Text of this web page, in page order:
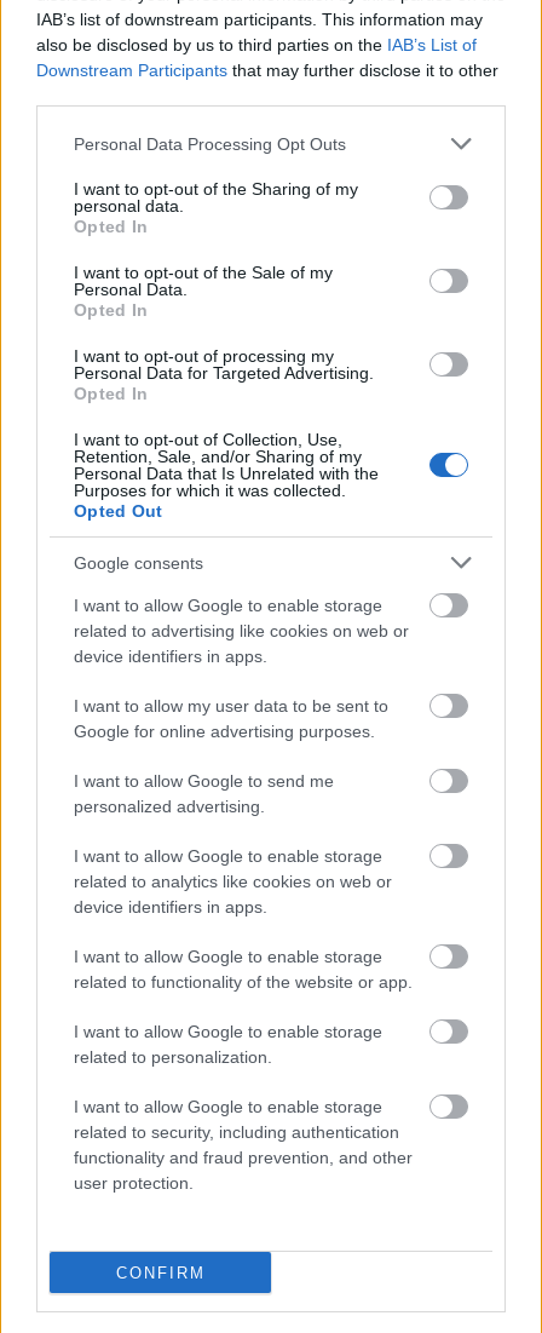
IAB’s list of downstream participants. This information may
also be disclosed by us to third parties on the IAB’s List of
Downstream Participants that may further disclose it to other
Please note that this website/app uses one or more Google
not limited to your visit or usage behaviour. You may click to
grant or deny consent to Google and its third-party tags to
use your data for below specified purposes in below Google
consent section.
Personal Data Processing Opt Outs
I want to opt-out of the Sharing of my
personal data.
Opted In
I want to opt-out of the Sale of my
Personal Data.
Opted In
I want to opt-out of processing my
Personal Data for Targeted Advertising.
Opted In
I want to opt-out of Collection, Use,
Retention, Sale, and/or Sharing of my
Personal Data that Is Unrelated with the
Purposes for which it was collected.
Opted Out
Google consents
I want to allow Google to enable storage
related to advertising like cookies on web or
device identifiers in apps.
I want to allow my user data to be sent to
Google for online advertising purposes.
I want to allow Google to send me
personalized advertising.
I want to allow Google to enable storage
related to analytics like cookies on web or
device identifiers in apps.
I want to allow Google to enable storage
related to functionality of the website or app.
I want to allow Google to enable storage
related to personalization.
I want to allow Google to enable storage
related to security, including authentication
functionality and fraud prevention, and other
user protection.
CONFIRM
kortárs pop. Inkább egyfajta amalgámja az elmúlt
ötven év összes toplista-pozitív stílusának –
másodszorra talán kevesebb slágeres (és hiteles)
lemezfelvétel közben győzte le a szerencsére időben
Kollár Bálint
a friss lemez:
Want You Back: